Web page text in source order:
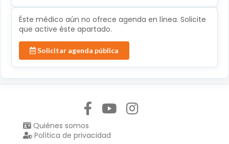
Éste médico aún no ofrece agenda en línea. Solicite
que active éste apartado.
Solicitar agenda pública
Quiénes somos
Política de privacidad